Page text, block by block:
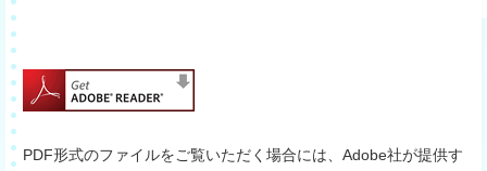
PDF形式のファイルをご覧いただく場合には、Adobe社が提供す